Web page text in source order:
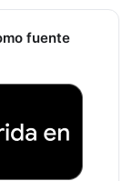
fuente